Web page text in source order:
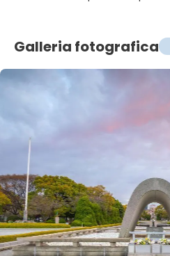
Galleria fotografica